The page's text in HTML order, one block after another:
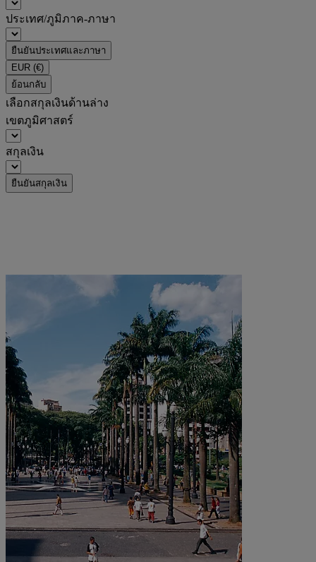
ประเทศ/ภูมิภาค-ภาษา
ยืนยันประเทศและภาษา
EUR (€)
ย้อนกลับ
เลือกสกุลเงินด้านล่าง
เขตภูมิศาสตร์
สกุลเงิน
ยืนยันสกุลเงิน